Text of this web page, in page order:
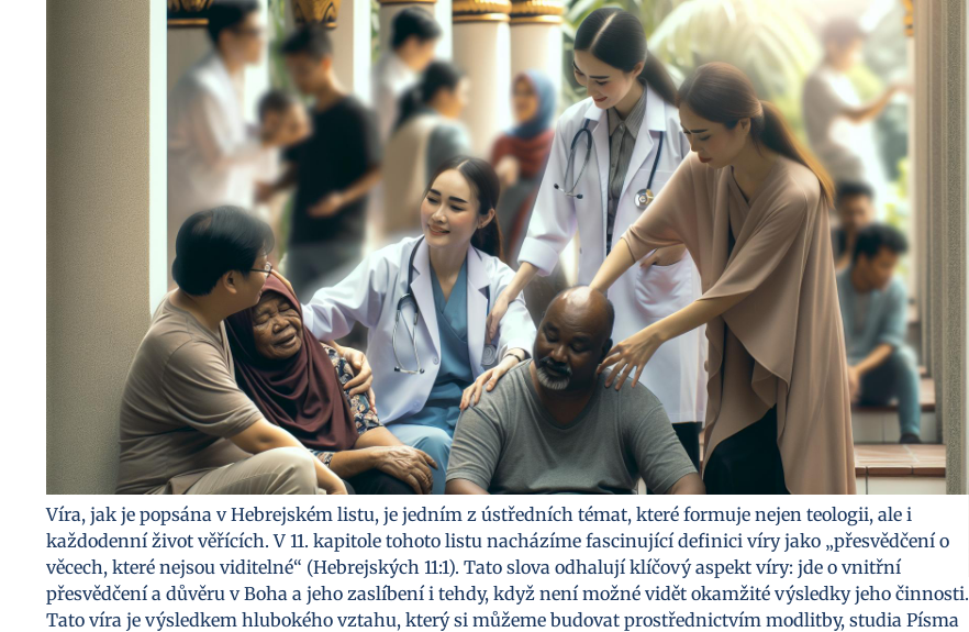
Víra, jak je popsána v Hebrejském listu, je jedním z ústředních témat, které formuje nejen teologii, ale i
každodenní život věřících. V 11. kapitole tohoto listu nacházíme fascinující definici víry jako „přesvědčení o
věcech, které nejsou viditelné“ (Hebrejských 11:1). Tato slova odhalují klíčový aspekt víry: jde o vnitřní
přesvědčení a důvěru v Boha a jeho zaslíbení i tehdy, když není možné vidět okamžité výsledky jeho činnosti.
Tato víra je výsledkem hlubokého vztahu, který si můžeme budovat prostřednictvím modlitby, studia Písma